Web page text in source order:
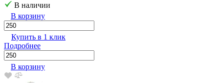
В наличии
В корзину
Купить в 1 клик
Подробнее
В корзину